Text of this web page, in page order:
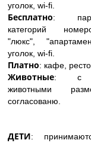
уголок, wi-fi.
Бесплатно:
категорий
"люкс",
уголок, wi-fi.
Платно: кафе,
Животные: с
животными
согласованю.
ДЕТИ: